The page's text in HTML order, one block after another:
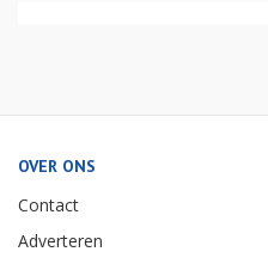
OVER ONS
Contact
Adverteren